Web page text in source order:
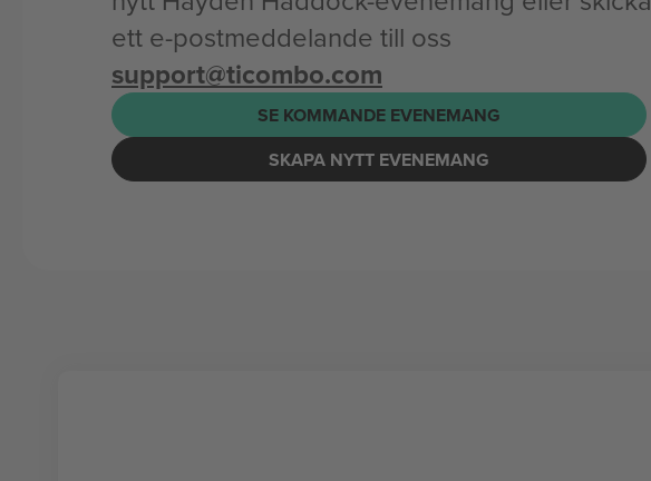
ett e-postmeddelande till oss
support@ticombo.com
SE KOMMANDE EVENEMANG
SKAPA NYTT EVENEMANG